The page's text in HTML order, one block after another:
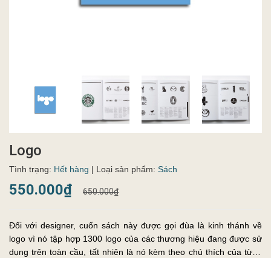
Logo
Tình trạng: Hết hàng | Loại sản phẩm: Sách
550.000₫ 650.000₫
Đối với designer, cuốn sách này được gọi đùa là kinh thánh về
logo vì nó tập hợp 1300 logo của các thương hiệu đang được sử
dụng trên toàn cầu, tất nhiên là nó kèm theo chú thích của từng